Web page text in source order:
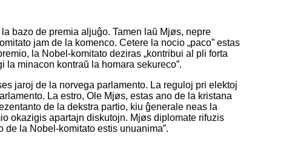
bazo de premia aljuĝo. Tamen laŭ Mjøs, nepre
jam de la komenco. Cetere la nocio „paco” estas
la Nobel-komitato deziras „kontribui al pli forta
minacon kontraŭ la homara sekureco”.
jaroj de la norvega parlamento. La reguloj pri elektoj
La estro, Ole Mjøs, estas ano de la kristana
de la dekstra partio, kiu ĝenerale neas la
okazigis apartajn diskutojn. Mjøs diplomate rifuzis
la Nobel-komitato estis unuanima”.